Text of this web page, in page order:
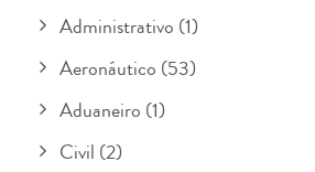
Administrativo (1)
Aeronáutico (53)
Aduaneiro (1)
Civil (2)